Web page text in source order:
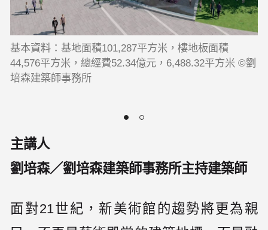
基本資料：基地面積101,287平方米，樓地板面積
44,576平方米，總經費52.34億元，6,488.32平方米 ©劉
培森建築師事務所
主講人
劉培森／劉培森建築師事務所主持建築師
面對21世紀，新美術館的趨勢將更為親